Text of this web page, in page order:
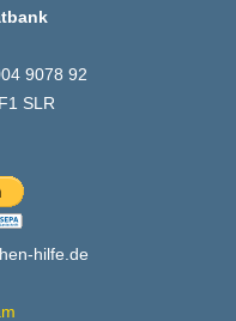
9078 92
SLR
hilfe.de